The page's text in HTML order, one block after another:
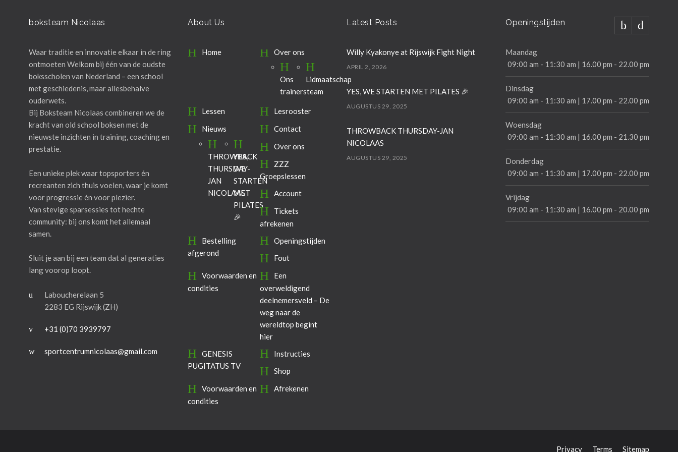
boksteam Nicolaas
Waar traditie en innovatie elkaar in de ring
ontmoeten Welkom bij één van de oudste
boksscholen van Nederland – een school
met geschiedenis, maar allesbehalve
ouderwets.
Bij Boksteam Nicolaas combineren we de
kracht van old school boksen met de
nieuwste inzichten in training, coaching en
prestatie.
Een unieke plek waar topsporters én
recreanten zich thuis voelen, waar je komt
voor progressie én voor plezier.
Van stevige sparsessies tot hechte
community: bij ons komt het allemaal
samen.
Sluit je aan bij een team dat al generaties
lang voorop loopt.
Laboucherelaan 5
2283 EG Rijswijk (ZH)
+31 (0)70 3939797
sportcentrumnicolaas@gmail.com
About Us
Home Over ons
Ons
trainersteam
Lidmaatschap
Lessen
Lesrooster
Nieuws
THROWBACK
THURSDAY-
JAN
NICOLAAS
YES,
WE
STARTEN
MET
PILATES
🎉
Contact
Over ons
ZZZ
Groepslessen
Account
Tickets
afrekenen
Bestelling
afgerond
Openingstijden
Fout
Voorwaarden en
condities
Een
overweldigend
deelnemersveld – De
weg naar de
wereldtop begint
hier
GENESIS
PUGITATUS TV
Instructies
Shop
Voorwaarden en
condities
Afrekenen
Latest Posts
Willy Kyakonye at Rijswijk Fight Night
APRIL 2, 2026
YES, WE STARTEN MET PILATES 🎉
AUGUSTUS 29, 2025
THROWBACK THURSDAY-JAN
NICOLAAS
AUGUSTUS 29, 2025
Openingstijden
Maandag
09:00 am - 11:30 am | 16.00 pm - 22.00 pm
Dinsdag
09:00 am - 11:30 am | 17.00 pm - 22.00 pm
Woensdag
09:00 am - 11:30 am | 16.00 pm - 21.30 pm
Donderdag
09:00 am - 11:30 am | 17.00 pm - 22.00 pm
Vrijdag
09:00 am - 11:30 am | 16.00 pm - 20.00 pm
Privacy Terms Sitemap